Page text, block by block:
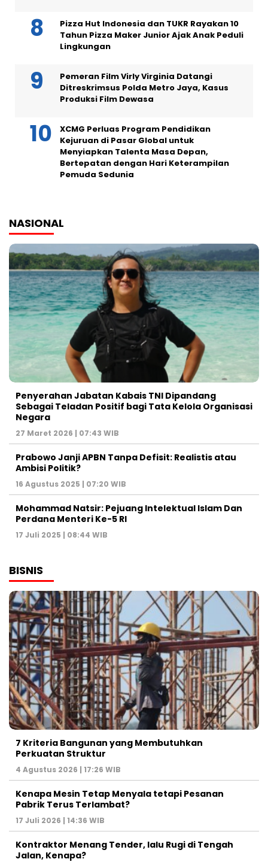
Pizza Hut Indonesia dan TUKR Rayakan 10
Tahun Pizza Maker Junior Ajak Anak Peduli
Lingkungan
Pemeran Film Virly Virginia Datangi
Ditreskrimsus Polda Metro Jaya, Kasus
Produksi Film Dewasa
XCMG Perluas Program Pendidikan
Kejuruan di Pasar Global untuk
Menyiapkan Talenta Masa Depan,
Bertepatan dengan Hari Keterampilan
Pemuda Sedunia
NASIONAL
Penyerahan Jabatan Kabais TNI Dipandang
Sebagai Teladan Positif bagi Tata Kelola Organisasi
Negara
27 Maret 2026 | 07:43 WIB
Prabowo Janji APBN Tanpa Defisit: Realistis atau
Ambisi Politik?
16 Agustus 2025 | 07:20 WIB
Mohammad Natsir: Pejuang Intelektual Islam Dan
Perdana Menteri Ke-5 RI
17 Juli 2025 | 08:44 WIB
BISNIS
7 Kriteria Bangunan yang Membutuhkan
Perkuatan Struktur
4 Agustus 2026 | 17:26 WIB
Kenapa Mesin Tetap Menyala tetapi Pesanan
Pabrik Terus Terlambat?
17 Juli 2026 | 14:36 WIB
Kontraktor Menang Tender, lalu Rugi di Tengah
Jalan, Kenapa?